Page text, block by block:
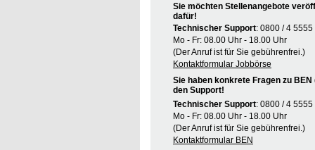
Sie möchten Stellenangebote
dafür!
Technischer Support: 0800 / 4 5555
Mo - Fr: 08.00 Uhr - 18.00 Uhr
(Der Anruf ist für Sie gebührenfrei.)
Kontaktformular Jobbörse
Sie haben konkrete Fragen zu
den Support!
Technischer Support: 0800 / 4 5555
Mo - Fr: 08.00 Uhr - 18.00 Uhr
(Der Anruf ist für Sie gebührenfrei.)
Kontaktformular BEN